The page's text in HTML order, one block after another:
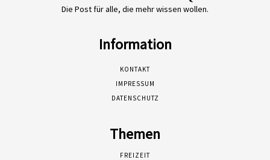
Die Post für alle, die mehr wissen wollen.
Information
KONTAKT
IMPRESSUM
DATENSCHUTZ
Themen
FREIZEIT